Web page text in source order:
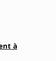
à